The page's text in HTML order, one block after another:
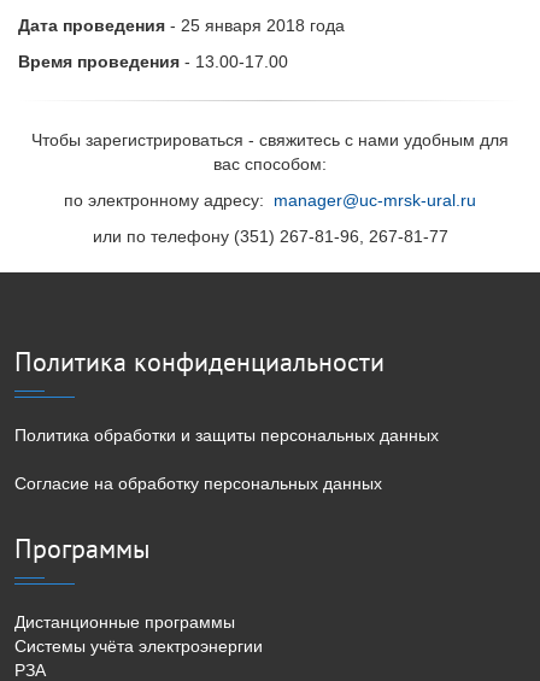
Дата проведения - 25 января 2018 года
Время проведения - 13.00-17.00
Чтобы зарегистрироваться - свяжитесь с нами удобным для
вас способом:
по электронному адресу: manager@uc-mrsk-ural.ru
или по телефону (351) 267-81-96, 267-81-77
Политика конфиденциальности
Политика обработки и защиты персональных данных
Согласие на обработку персональных данных
Программы
Дистанционные программы
Системы учёта электроэнергии
РЗА